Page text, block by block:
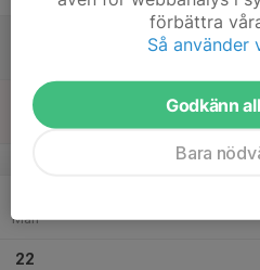
20
Sön
v.43
Mån
22
förbättra
Så använder
Godkänn
Bara